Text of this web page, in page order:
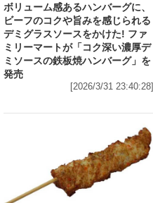
ボリューム感あるハンバーグに、
ビーフのコクや旨みを感じられる
デミグラスソースをかけた! ファ
ミリーマートが「コク深い濃厚デ
ミソースの鉄板焼ハンバーグ」を
発売
[2026/3/31 23:40:28]